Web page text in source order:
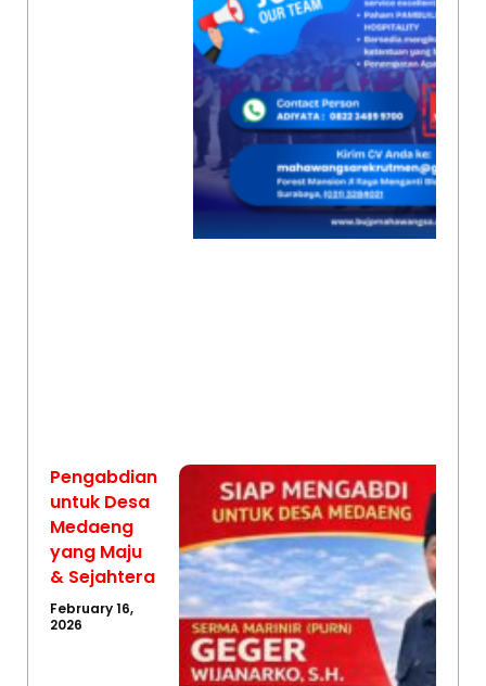
Pengabdian
untuk Desa
Medaeng
yang Maju
& Sejahtera
February 16,
2026